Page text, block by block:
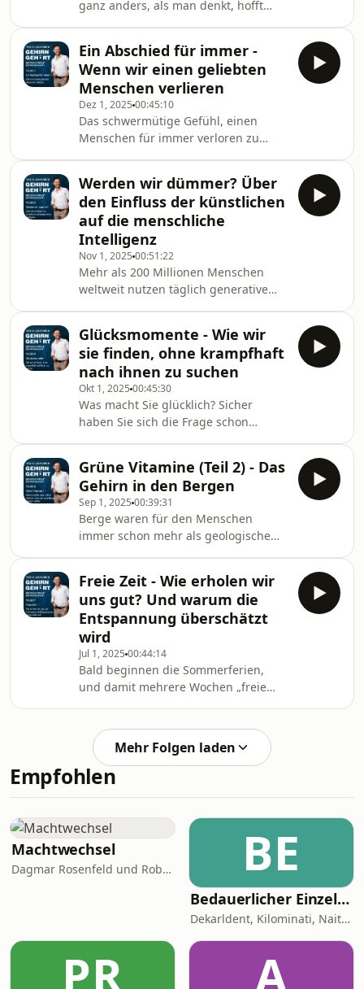
Bildungseinrichtungen, die
wachsende Staatsverschuldung, und
die weltumspannenden
Klimaveränderungen. Ein Teil
ganz anders, als man denkt, hofft
sich: Was kommt da auf uns zu? Je
unsicherer die Zeiten sind, desto
mehr wünschen sich Menschen
deshalb, die Zukunft vorhersehen zu
können. Stattdessen wäre es viel
wichtiger, sich angemessen auf sie
vorzubereiten. Aber wie gelingt das
am besten? Kann man das
Ein Abschied für immer -
Wenn wir einen geliebten
Menschen verlieren
Dez 1, 2025 00:45:10
Das schwermütige Gefühl, einen
Menschen für immer verloren zu
kennen die meisten von uns, und
doch kann man es oft nur schwer in
Worte fassen. Was ist die Trauer
eigentlich? Und was passiert da mit
uns? Oft gelingt es Poeten und
Künstlern diesen schmerzvollen
Zustand viel treffsicherer zu
beschreiben als uns Wissenschaftlern
und Therapeuten. So hilft hier
vielleicht d
Werden wir dümmer? Über
den Einfluss der künstlichen
auf die menschliche
Intelligenz
Nov 1, 2025 00:51:22
Mehr als 200 Millionen Menschen
weltweit nutzen täglich generative
sondern erschaffen Texte, Bilder,
Musik und vieles mehr. Sie machen
für uns Hausaufgaben, erstellen
PowerPoint Präsentationen und
schreiben Liebesgedichte und
Grabreden. Sie rechnen für uns
mathematische Aufgabe, setzen
Lebensläufe auf, komponieren Musik
und beraten
Glücksmomente - Wie wir
sie finden, ohne krampfhaft
nach ihnen zu suchen
Okt 1, 2025 00:45:30
Was macht Sie glücklich? Sicher
haben Sie sich die Frage schon
ihrem Glück. In den Buchhandlungen
füllen Ratgeber mittlerweile
meterweise die Regale. Jeder ist
heute selbst seines „Glückes
Schmied“. Und dennoch nimmt das
Glück in der Bevölkerung
interessanterweise nicht wesentlich
zu. Mehr Beschäftigung mit Glück
bedeutet also noch lan
Grüne Vitamine (Teil 2) - Das
Gehirn in den Bergen
Sep 1, 2025 00:39:31
Berge waren für den Menschen
immer schon mehr als geologische
Überlegungen, religiöse Hoffnungen
und kulturelle Bräuche. Kein Wunder:
Eine Wanderung in einer
Berglandschaft macht etwas mit uns.
Die Natur hoch oben verändert unser
Denken. Es wechselt in den sog.
Panorama-Modus. Was dann passiert,
erzähle ich Ihnen in dieser Folg
Freie Zeit - Wie erholen wir
uns gut? Und warum die
Entspannung überschätzt
wird
Jul 1, 2025 00:44:14
Bald beginnen die Sommerferien,
und damit mehrere Wochen „freie
Befragungen zufolge schafft es
jedoch ein Großteil der Deutschen
heute nicht mehr, währenddessen
ihren Stress zu reduzieren. Sind wir
einfach nur verlernt, uns gut zu
„entspannen“, wie es immer so schön
heißt? Kann ein Gehirn überh
Mehr Folgen laden
Empfohlen
Machtwechsel
Dagmar Rosenfeld und Robin Alexander BE
Bedauerlicher Einzelfall
Dekarldent, Kilominati, Naitan, JustKarsten, Abdul Chahin
PR A